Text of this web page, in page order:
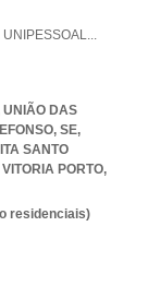
UNIPESSOAL...
UNIÃO DAS
SE,
SANTO
PORTO,
residenciais)